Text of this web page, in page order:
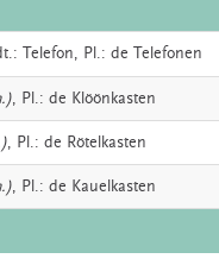
Telefon, Pl.: de Telefonen
, Pl.: de Klöönkasten
, Pl.: de Rötelkasten
, Pl.: de Kauelkasten